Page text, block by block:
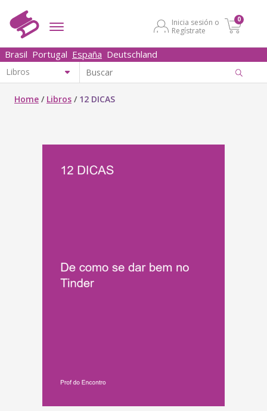
Inicia sesión o
Regístrate
0
Brasil Portugal España Deutschland
Home / Libros / 12 DICAS